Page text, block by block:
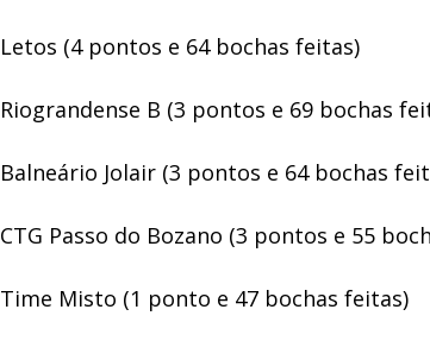
Letos (4 pontos e 64 bochas feitas)
Riograndense B (3 pontos e 69 bochas
Balneário Jolair (3 pontos e 64 bochas
CTG Passo do Bozano (3 pontos e 55
Time Misto (1 ponto e 47 bochas feitas)